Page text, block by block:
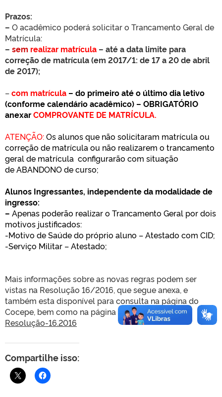
Prazos:
– O acadêmico poderá solicitar o Trancamento Geral de
Matrícula:
– sem realizar matrícula – até a data limite para
correção de matrícula (em 2017/1: de 17 a 20 de abril
de 2017);
–com matrícula – do primeiro até o último dia letivo
(conforme calendário acadêmico) – OBRIGATÓRIO
anexarCOMPROVANTE DE MATRÍCULA.
ATENÇÃO:Os alunos que não solicitaram matrícula ou
correção de matrícula ou não realizarem o trancamento
geral de matrícula configurarão com situação
de ABANDONO de curso;
Alunos Ingressantes, independente da modalidade de
ingresso:
– Apenas poderão realizar o Trancamento Geral por dois
motivos justificados:
-Motivo de Saúde do próprio aluno – Atestado com CID;
-Serviço Militar – Atestado;
Mais informações sobre as novas regras podem ser
vistas na Resolução 16/2016, que segue anexa, e
também esta disponível para consulta na página do
Cocepe, bem como na página da CRA.
Resolução-16.2016
Compartilhe isso: